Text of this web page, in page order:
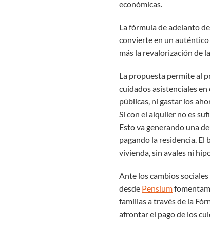
económicas.
La fórmula de adelanto
convierte en un
más la revalorización de
La propuesta permite al
cuidados asistenciales
públicas, ni gastar los
Si con el alquiler no es
Esto va generando una
pagando la residencia.
vivienda, sin avales ni
Ante los cambios
desde Pensium
familias a través de la
afrontar el pago de los